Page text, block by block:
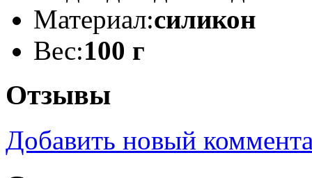
Материал:силикон
Вес:100 г
Отзывы
Добавить новый